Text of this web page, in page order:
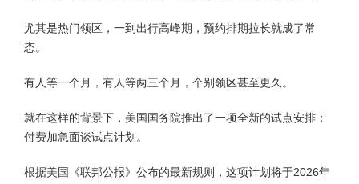
尤其是热门领区，一到出行高峰期，预约排期拉长就成了常
态。
有人等一个月，有人等两三个月，个别领区甚至更久。
就在这样的背景下，美国国务院推出了一项全新的试点安排：
付费加急面谈试点计划。
根据美国《联邦公报》公布的最新规则，这项计划将于2026年